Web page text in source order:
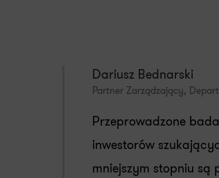
Dariusz Bednarski
Partner Zarządzający,
Przeprowadzone
inwestorów
mniejszym stopniu